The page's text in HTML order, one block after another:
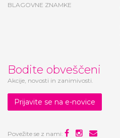
BLAGOVNE ZNAMKE
Bodite obveščeni
Akcije, novosti in zanimivosti.
Prijavite se na e-novice
Povežite se z nami: